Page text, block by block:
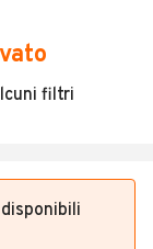
filtri